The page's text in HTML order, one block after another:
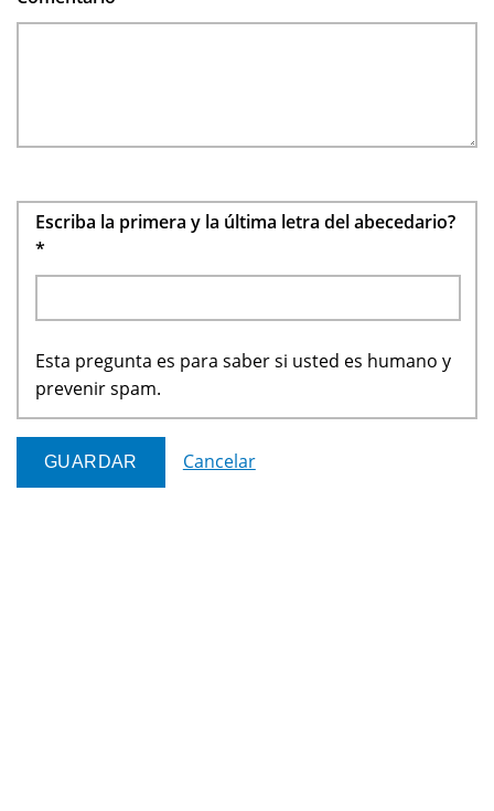
Escriba la primera y la última letra del abecedario?
*
Esta pregunta es para saber si usted es humano y
prevenir spam.
Cancelar